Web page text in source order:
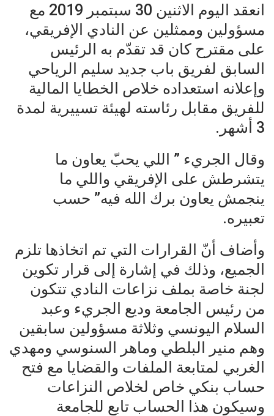
انعقد اليوم الاثنين 30 سبتمبر 2019 مع
مسؤولين وممثلين عن النادي الإفريقي،
على مقترح كان قد تقدّم به الرئيس
السابق لفريق باب جديد سليم الرياحي
وإعلانه استعداده خلاص الخطايا المالية
للفريق مقابل رئاسته لهيئة تسييرية لمدة
3 أشهر.
وقال الجريء ” اللي يحبّ يعاون ما
يتشرطش على الإفريقي واللي ما
ينجمش يعاون برك الله فيه” حسب
تعبيره.
وأضاف أنّ القرارات التي تم اتخاذها تلزم
الجميع، وذلك في إشارة إلى قرار تكوين
لجنة خاصة بملف نزاعات النادي تتكون
من رئيس الجامعة وديع الجريء وعبد
السلام اليونسي وثلاثة مسؤولين سابقين
وهم منير البلطي وماهر السنوسي ومهدي
الغربي لمتابعة الملفات والقضايا مع فتح
حساب بنكي خاص لخلاص النزاعات
وسيكون هذا الحساب تابع للجامعة